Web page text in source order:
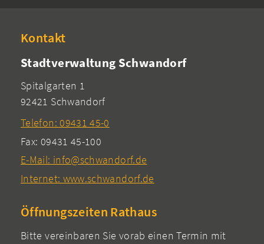
Kontakt
Stadtverwaltung Schwandorf
Spitalgarten 1
92421 Schwandorf
Telefon: 09431 45-0
Fax: 09431 45-100
E-Mail: info@schwandorf.de
Internet: www.schwandorf.de
Öffnungszeiten Rathaus
Bitte vereinbaren Sie vorab einen Termin mit